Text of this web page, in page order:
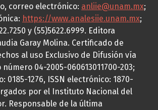
correo electrónico: anliie@unam.mx;
https://www.analesiie.unam.mx;
y (55)5622.6999. Editora
Garay Molina. Certificado de
al uso Exclusivo de Difusión vía
04-2005-060613011700-203;
0185-1276, ISSN electrónico: 1870-
por el Instituto Nacional del
Responsable de la última